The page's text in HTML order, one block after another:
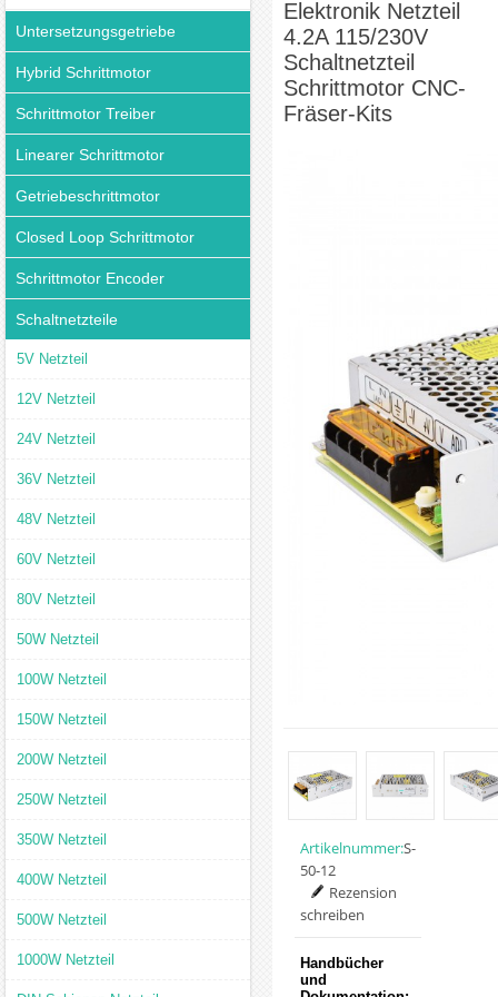
Untersetzungsgetriebe
Hybrid Schrittmotor
Schrittmotor Treiber
Linearer Schrittmotor
Getriebeschrittmotor
Closed Loop Schrittmotor
Schrittmotor Encoder
Schaltnetzteile
5V Netzteil
12V Netzteil
24V Netzteil
36V Netzteil
48V Netzteil
60V Netzteil
80V Netzteil
50W Netzteil
100W Netzteil
150W Netzteil
200W Netzteil
250W Netzteil
350W Netzteil
400W Netzteil
500W Netzteil
1000W Netzteil
Elektronik Netzteil
4.2A 115/230V
Schaltnetzteil
Schrittmotor CNC-
Fräser-Kits
Artikelnummer:S-
50-12
Rezension
schreiben
Handbücher
und